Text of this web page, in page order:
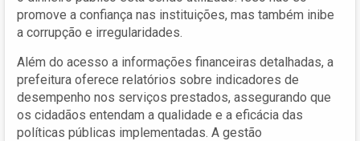
promove a confiança nas instituições, mas também inibe
a corrupção e irregularidades.
Além do acesso a informações financeiras detalhadas, a
prefeitura oferece relatórios sobre indicadores de
desempenho nos serviços prestados, assegurando que
os cidadãos entendam a qualidade e a eficácia das
políticas públicas implementadas. A gestão